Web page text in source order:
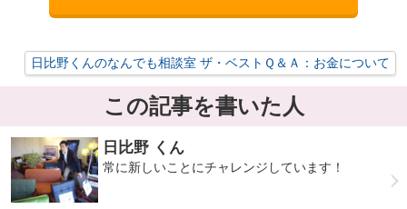
日比野くんのなんでも相談室 ザ・ベストＱ＆Ａ：お金について
この記事を書いた人
日比野 くん
常に新しいことにチャレンジしています！